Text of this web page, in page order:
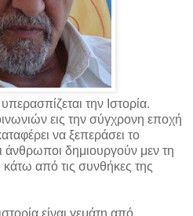
την Ιστορία.
εις την σύγχρονη εποχή
να ξεπεράσει το
άνθρωποι δημιουργούν μεν τη
κάτω από τις συνθήκες της
είναι γεμάτη από